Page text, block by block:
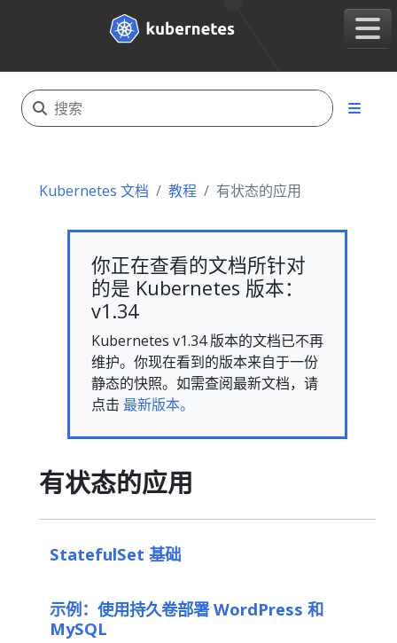
Kubernetes 文档 教程 有状态的应用
你正在查看的文档所针对
的是 Kubernetes 版本：
v1.34
Kubernetes v1.34 版本的文档已不再
维护。你现在看到的版本来自于一份
静态的快照。如需查阅最新文档，请
点击 最新版本。
有状态的应用
StatefulSet 基础
示例：使用持久卷部署 WordPress 和
MySQL